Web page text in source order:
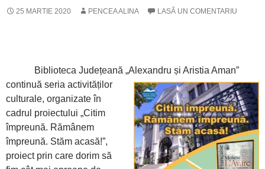
25 MARTIE 2020 PENCEA ALINA LASĂ UN COMENTARIU
Biblioteca Județeană „Alexandru și Aristia Aman”
continuă seria activităților
culturale, organizate în
cadrul proiectului „Citim
împreună. Rămânem
împreună. Stăm acasă!”,
proiect prin care dorim să